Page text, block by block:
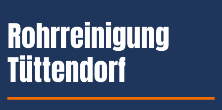
Rohrreinigung
Tüttendorf